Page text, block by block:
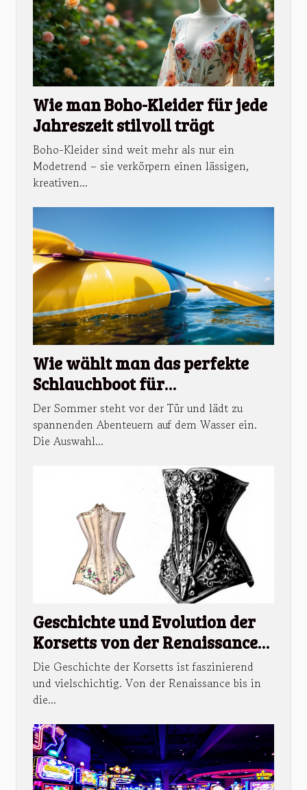
Wie man Boho-Kleider für jede
Jahreszeit stilvoll trägt
Boho-Kleider sind weit mehr als nur ein
Modetrend – sie verkörpern einen lässigen,
kreativen...
Wie wählt man das perfekte
Schlauchboot für
Sommerabenteuer aus?
Der Sommer steht vor der Tür und lädt zu
spannenden Abenteuern auf dem Wasser ein.
Die Auswahl...
Geschichte und Evolution der
Korsetts von der Renaissance
bis heute
Die Geschichte der Korsetts ist faszinierend
und vielschichtig. Von der Renaissance bis in
die...